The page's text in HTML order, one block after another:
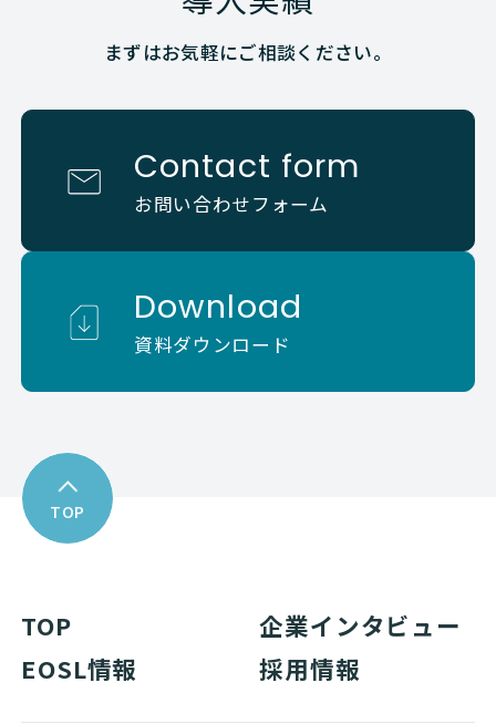
まずはお気軽にご相談ください。
Contact form
お問い合わせフォーム
Download
資料ダウンロード
TOP
TOP
企業インタビュー
EOSL情報
採用情報